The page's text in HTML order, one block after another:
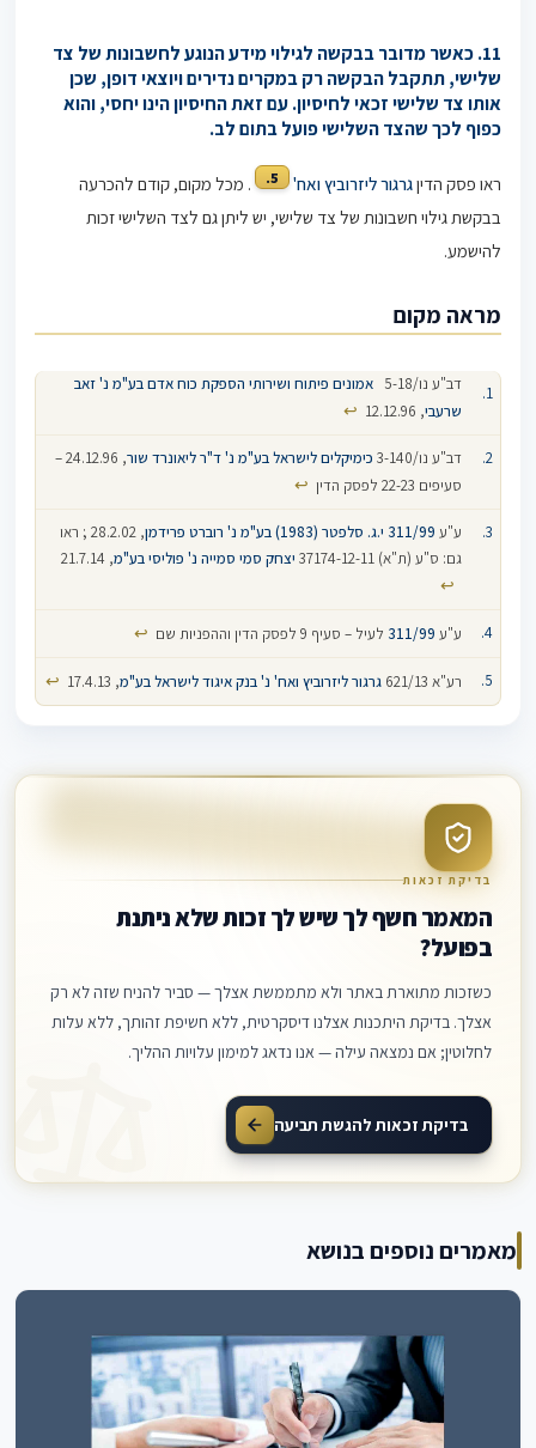
11. כאשר מדובר בבקשה לגילוי מידע הנוגע לחשבונות של צד
שלישי, תתקבל הבקשה רק במקרים נדירים ויוצאי דופן, שכן
אותו צד שלישי זכאי לחיסיון. עם זאת החיסיון הינו יחסי, והוא
כפוף לכך שהצד השלישי פועל בתום לב.
ראו פסק הדיןגרגור ליזרוביץ ואח' 5.
. מכל מקום, קודם להכרעה
בבקשת גילוי חשבונות של צד שלישי, יש ליתן גם לצד השלישי זכות
להישמע.
מראה מקום
דב"ע נו/5-18 ‏ ‎ ‎
אמונים פיתוח ושירותי הספקת כוח אדם בע"מ‎ ‎נ' זאב
שרעבי, 12.12.96
↩
דב"ע נו/3-140 כימיקלים לישראל בע"מ נ' ד"ר ליאונרד שור
, 24.12.96 –
סעיפים 22-23 לפסק הדין
↩
ע"ע 311/99 י.ג. סלפטר (1983) בע"מ נ' רוברט פרידמן
, 28.2.02 ; ראו
גם: ס"ע (ת"א) 37174-12-11
יצחק סמי סמייה נ' פוליסי בע"מ, 21.7.14
↩
ע"ע 311/99 לעיל – סעיף 9 לפסק הדין וההפניות שם ↩
רע"א 621/13 גרגור ליזרוביץ ואח' נ' בנק איגוד לישראל בע"מ, 17.4.13
↩
בדיקת זכאות
המאמר חשף לך שיש לך זכות שלא ניתנת
בפועל?
כשזכות מתוארת באתר ולא מתממשת אצלך — סביר להניח שזה לא רק
אצלך. בדיקת היתכנות אצלנו דיסקרטית, ללא חשיפת זהותך, ללא עלות
לחלוטין; אם נמצאה עילה — אנו נדאג למימון עלויות ההליך.
בדיקת זכאות להגשת תביעה
מאמרים נוספים בנושא